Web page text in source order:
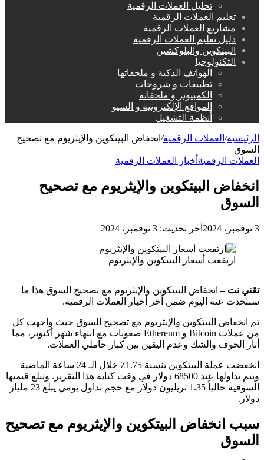
تحليل العملات الرقمية
تعليم العملات الرقمية
مشاريع العملات الرقمية
دليل تعليم العملات الرقمية
البيتكوين والبلوكشين
التكنولوجيا
الهواتف الذكية و ملحقاتها
تطبيقات و شروحات
الكمبيوتر و ملحقاته
المواقع الإلكترونية و السيو
أنظمة التشغيل
الرئيسية/ العملات الرقمية/ انخفاض البيتكوين والإيثريوم مع تصحيح
السوق
العملات الرقمية أخبار العملات الرقمية
انخفاض البيتكوين والإيثريوم مع تصحيح
السوق
3 نوفمبر، 2024 آخر تحديث: 3 نوفمبر، 2024
ارتفعت أسعار البيتكوين والإيثريوم
تقني نت – انخفاض البيتكوين والإيثريوم مع تصحيح السوق هذا ما
سنتحدث عنه اليوم ضمن آخر أخبار العملات الرقمية.
تم انخفاض البيتكوين والإيثريوم مع تصحيح السوق حيث واجهت كل
من عملات Bitcoin و Ethereum صعوبات مع انتهاء شهر أكتوبر، مما
أثار الخوف والشك وعدم اليقين بين كبار حاملي العملات.
انخفضت عملة البيتكوين بنسبة 1.75٪ خلال الـ 24 ساعة الماضية
ويتم تداولها عند 68500 دولار في وقت كتابة هذا التقرير. وتبلغ قيمتها
السوقية حالياً 1.35 تريليون دولار مع حجم تداول يومي يبلغ 23 مليار
دولار.
سبب انخفاض البيتكوين والإيثريوم مع تصحيح
السوق